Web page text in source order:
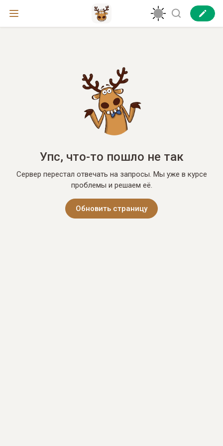
Упс, что-то пошло не так
Сервер перестал отвечать на запросы. Мы уже в курсе
проблемы и решаем её.
Обновить страницу